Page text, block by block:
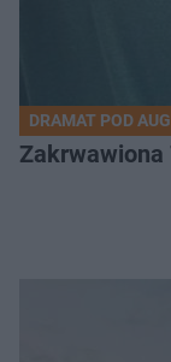
DRAMAT POD
Zakrwawiona